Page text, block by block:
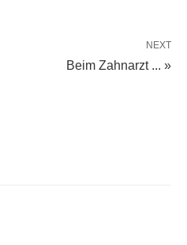
NEXT
Beim Zahnarzt ... »